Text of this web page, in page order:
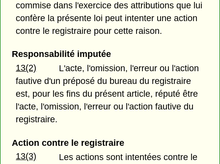
commise dans l'exercice des attributions que lui
confère la présente loi peut intenter une action
contre le registraire pour cette raison.
Responsabilité imputée
13(2)
L'acte, l'omission, l'erreur ou l'action
fautive d'un préposé du bureau du registraire
est, pour les fins du présent article, réputé être
l'acte, l'omission, l'erreur ou l'action fautive du
registraire.
Action contre le registraire
13(3)
Les actions sont intentées contre le